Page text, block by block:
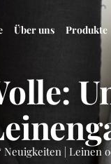
Über uns Produkte
| Leinen